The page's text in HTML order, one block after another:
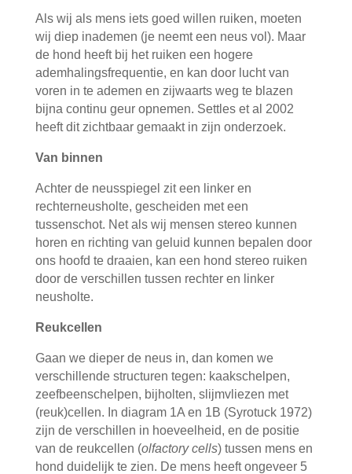
Als wij als mens iets goed willen ruiken, moeten
wij diep inademen (je neemt een neus vol). Maar
de hond heeft bij het ruiken een hogere
ademhalingsfrequentie, en kan door lucht van
voren in te ademen en zijwaarts weg te blazen
bijna continu geur opnemen. Settles et al 2002
heeft dit zichtbaar gemaakt in zijn onderzoek.
Van binnen
Achter de neusspiegel zit een linker en
rechterneusholte, gescheiden met een
tussenschot. Net als wij mensen stereo kunnen
horen en richting van geluid kunnen bepalen door
ons hoofd te draaien, kan een hond stereo ruiken
door de verschillen tussen rechter en linker
neusholte.
Reukcellen
Gaan we dieper de neus in, dan komen we
verschillende structuren tegen: kaakschelpen,
zeefbeenschelpen, bijholten, slijmvliezen met
(reuk)cellen. In diagram 1A en 1B (Syrotuck 1972)
zijn de verschillen in hoeveelheid, en de positie
van de reukcellen (olfactory cells) tussen mens en
hond duidelijk te zien. De mens heeft ongeveer 5